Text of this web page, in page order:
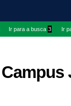
Ir para a busca 3 Ir
Campus